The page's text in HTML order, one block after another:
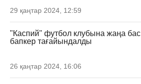
29 қаңтар 2024, 12:59
"Каспий" футбол клубына жаңа бас
бапкер тағайындалды
26 қаңтар 2024, 16:06